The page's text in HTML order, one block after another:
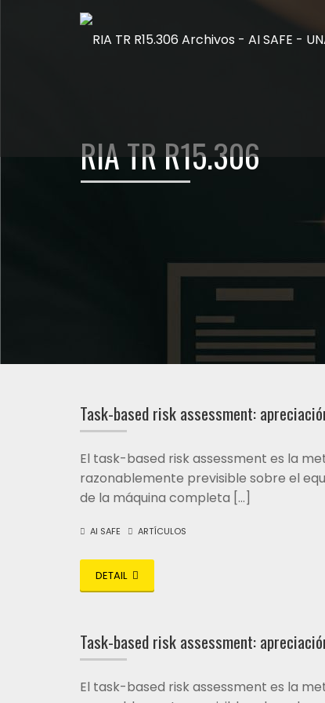
RIA TR R15.306
Task-based risk assessment:
El task-based risk assessment es la
razonablemente previsible sobre el
de la máquina completa […]
AI SAFE ARTÍCULOS
DETAIL
Task-based risk assessment:
El task-based risk assessment es la